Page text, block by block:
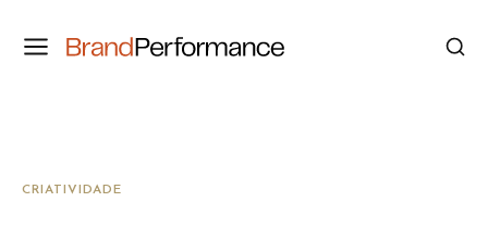
CRIATIVIDADE